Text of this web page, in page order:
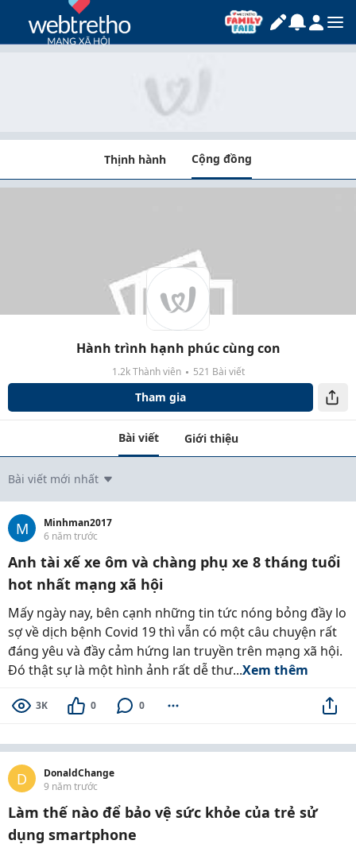
Thịnh hành Cộng đồng
Hành trình hạnh phúc cùng con
1.2k Thành viên 521 Bài viết
Tham gia
Bài viết Giới thiệu
Bài viết mới nhất
M
Minhman2017
6 năm trước
Anh tài xế xe ôm và chàng phụ xe 8 tháng tuổi
hot nhất mạng xã hội
Mấy ngày nay, bên cạnh những tin tức nóng bỏng đầy lo
sợ về dịch bệnh Covid 19 thì vẫn có một câu chuyện rất
đáng yêu và đầy cảm hứng lan truyền trên mạng xã hội.
Đó thật sự là một hình ảnh rất dễ thư...Xem thêm
3K 0 0
D
DonaldChange
9 năm trước
Làm thế nào để bảo vệ sức khỏe của trẻ sử
dụng smartphone